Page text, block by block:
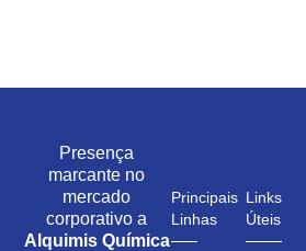
Presença
marcante no
mercado
corporativo a
Alquimis Química
Principais
Linhas
Links
Úteis